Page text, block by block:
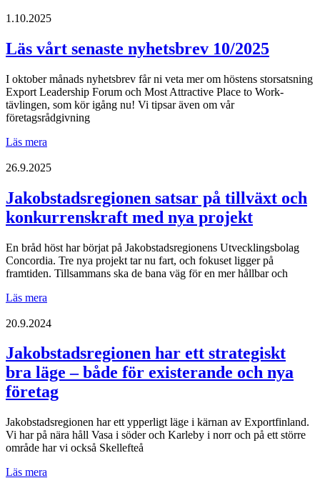
1.10.2025
Läs vårt senaste nyhetsbrev 10/2025
I oktober månads nyhetsbrev får ni veta mer om höstens storsatsning
Export Leadership Forum och Most Attractive Place to Work-
tävlingen, som kör igång nu! Vi tipsar även om vår
företagsrådgivning
Läs mera
senaste
10/2025
26.9.2025
Jakobstadsregionen satsar på tillväxt och
konkurrenskraft med nya projekt
En bråd höst har börjat på Jakobstadsregionens Utvecklingsbolag
Concordia. Tre nya projekt tar nu fart, och fokuset ligger på
framtiden. Tillsammans ska de bana väg för en mer hållbar och
Läs mera
på
och
konkurrenskraft
med
nya
projekt
20.9.2024
Jakobstadsregionen har ett strategiskt
bra läge – både för existerande och nya
företag
Jakobstadsregionen har ett ypperligt läge i kärnan av Exportfinland.
Vi har på nära håll Vasa i söder och Karleby i norr och på ett större
område har vi också Skellefteå
Läs mera